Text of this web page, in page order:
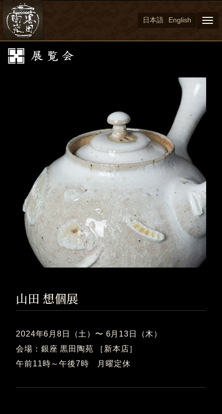
日本語 English
山田 想個展
2024年6月8日（土）〜 6月13日（木）
会場：銀座 黒田陶苑 ［新本店］
午前11時～午後7時 月曜定休